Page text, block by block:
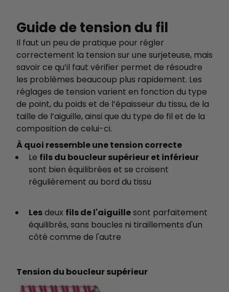
Guide de tension du fil
Il faut un peu de pratique pour régler
correctement la tension sur une surjeteuse, mais
savoir ce qu’il faut vérifier permet de résoudre
les problèmes beaucoup plus rapidement. Les
réglages de tension varient en fonction du type
de point, du poids et de l’épaisseur du tissu, de la
taille de l’aiguille, ainsi que du type de fil et de la
composition de celui-ci.
À quoi ressemble une tension correcte
Le fils du boucleur supérieur et inférieur
sont bien équilibrées et se croisent
régulièrement au bord du tissu
Lesdeux fils de l'aiguillesont parfaitement
équilibrés, sans boucles ni tiraillements d'un
côté comme de l'autre
Tension du boucleur supérieur